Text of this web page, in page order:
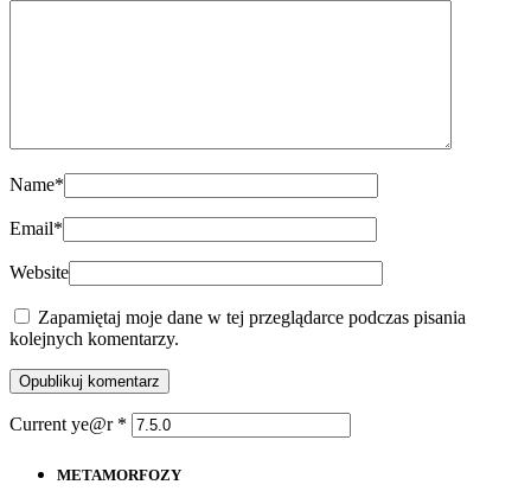
Name*
Email*
Website
Zapamiętaj moje dane w tej przeglądarce podczas pisania
kolejnych komentarzy.
Current ye@r *
METAMORFOZY